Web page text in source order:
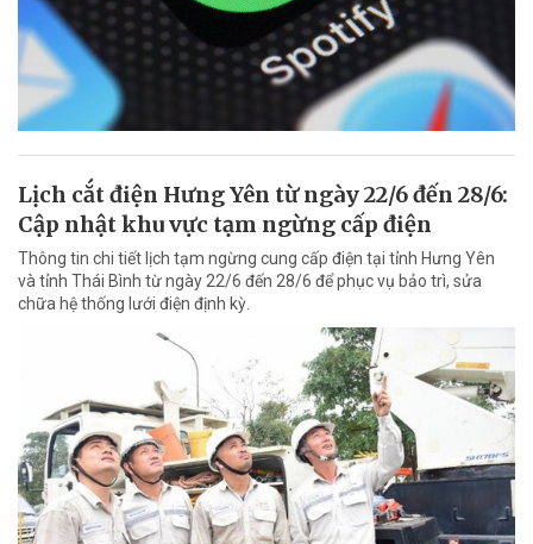
Lịch cắt điện Hưng Yên từ ngày 22/6 đến 28/6:
Cập nhật khu vực tạm ngừng cấp điện
Thông tin chi tiết lịch tạm ngừng cung cấp điện tại tỉnh Hưng Yên
và tỉnh Thái Bình từ ngày 22/6 đến 28/6 để phục vụ bảo trì, sửa
chữa hệ thống lưới điện định kỳ.